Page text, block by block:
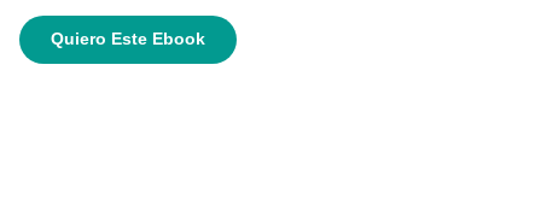
Quiero Este Ebook